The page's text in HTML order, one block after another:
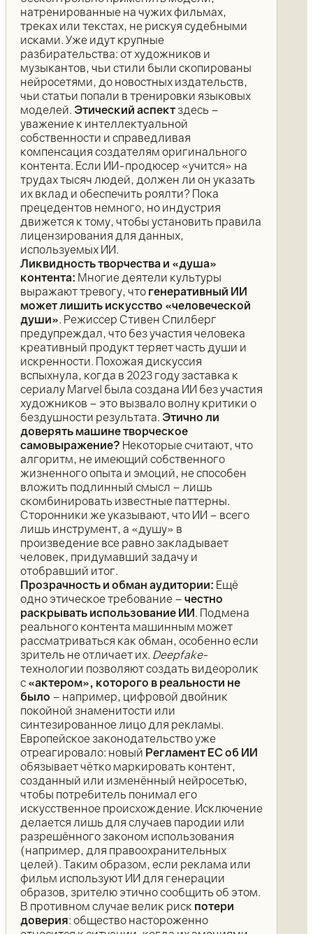
натренированные на чужих фильмах,
треках или текстах, не рискуя судебными
исками. Уже идут крупные
разбирательства: от художников и
музыкантов, чьи стили были скопированы
нейросетями, до новостных издательств,
чьи статьи попали в тренировки языковых
моделей. Этический аспект здесь –
уважение к интеллектуальной
собственности и справедливая
компенсация создателям оригинального
контента. Если ИИ-продюсер «учится» на
трудах тысяч людей, должен ли он указать
их вклад и обеспечить роялти? Пока
прецедентов немного, но индустрия
движется к тому, чтобы установить правила
лицензирования для данных,
используемых ИИ.
Ликвидность творчества и «душа»
контента: Многие деятели культуры
выражают тревогу, что генеративный ИИ
может лишить искусство «человеческой
души». Режиссер Стивен Спилберг
предупреждал, что без участия человека
креативный продукт теряет часть души и
искренности. Похожая дискуссия
вспыхнула, когда в 2023 году заставка к
сериалу Marvel была создана ИИ без участия
художников – это вызвало волну критики о
бездушности результата. Этично ли
доверять машине творческое
самовыражение? Некоторые считают, что
алгоритм, не имеющий собственного
жизненного опыта и эмоций, не способен
вложить подлинный смысл – лишь
скомбинировать известные паттерны.
Сторонники же указывают, что ИИ – всего
лишь инструмент, а «душу» в
произведение все равно закладывает
человек, придумавший задачу и
отобравший итог.
Прозрачность и обман аудитории: Ещё
одно этическое требование – честно
раскрывать использование ИИ. Подмена
реального контента машинным может
рассматриваться как обман, особенно если
зритель не отличает их. Deepfake-
технологии позволяют создать видеоролик
с «актером», которого в реальности не
было – например, цифровой двойник
покойной знаменитости или
синтезированное лицо для рекламы.
Европейское законодательство уже
отреагировало: новый Регламент ЕС об ИИ
обязывает чётко маркировать контент,
созданный или изменённый нейросетью,
чтобы потребитель понимал его
искусственное происхождение. Исключение
делается лишь для случаев пародии или
разрешённого законом использования
(например, для правоохранительных
целей). Таким образом, если реклама или
фильм используют ИИ для генерации
образов, зрителю этично сообщить об этом.
В противном случае велик риск потери
доверия: общество настороженно